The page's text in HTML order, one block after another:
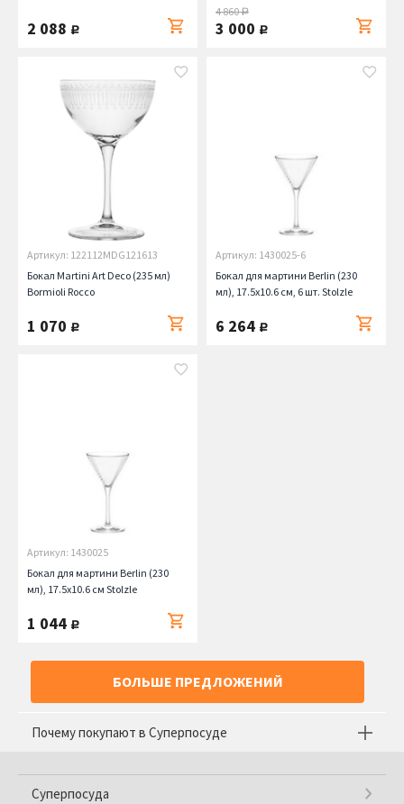
2 088 руб.
4 860руб.
3 000 руб.
Артикул: 122112MDG121613
Бокал Martini Art Deco (235 мл)
Bormioli Rocco
1 070 руб.
Артикул: 1430025-6
Бокал для мартини Berlin (230
мл), 17.5х10.6 см, 6 шт. Stolzle
6 264 руб.
Артикул: 1430025
Бокал для мартини Berlin (230
мл), 17.5х10.6 см Stolzle
1 044 руб.
БОЛЬШЕ ПРЕДЛОЖЕНИЙ
Почему покупают в Суперпосуде
Суперпосуда